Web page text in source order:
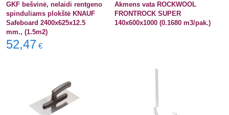
GKF bešvinė, nelaidi rentgeno
spinduliams plokštė KNAUF
Safeboard 2400x625x12.5
mm., (1.5m2)
52,47 €
Akmens vata ROCKWOOL
FRONTROCK SUPER
140x600x1000 (0.1680 m3/pak.)